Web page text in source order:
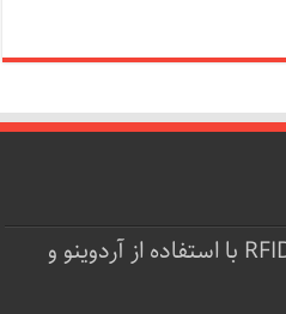
پروژه قفل‌ درب RFID با استفاده از آردوینو و